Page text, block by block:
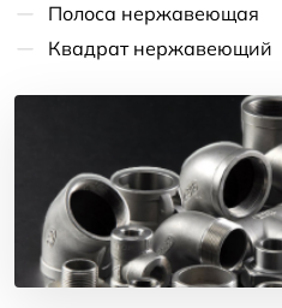
Полоса нержавеющая
Квадрат нержавеющий